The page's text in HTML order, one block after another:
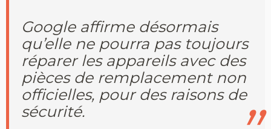
Google affirme désormais
qu’elle ne pourra pas toujours
réparer les appareils avec des
pièces de remplacement non
officielles, pour des raisons de
sécurité.